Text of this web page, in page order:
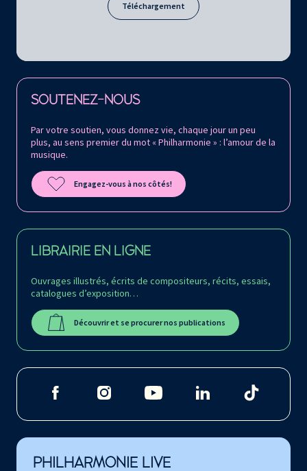
Téléchargement
SOUTENEZ-NOUS
Par votre soutien, vous donnez vie, chaque jour un peu
plus, au sens premier du mot « Philharmonie » : l’amour de la
musique.
Engagez-vous à nos côtés!
LIBRAIRIE EN LIGNE
Ouvrages illustrés, écrits de compositeurs, récits, essais,
catalogues d’exposition…
Découvrir et se procurer nos publications
Retrouvez la Philharmonie de Paris sur
PHILHARMONIE LIVE